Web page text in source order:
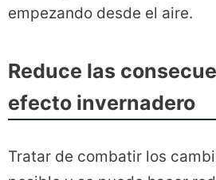
empezando desde el aire.
Reduce las
efecto invernadero
Tratar de combatir los